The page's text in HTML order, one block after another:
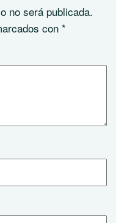
no será publicada.
con *